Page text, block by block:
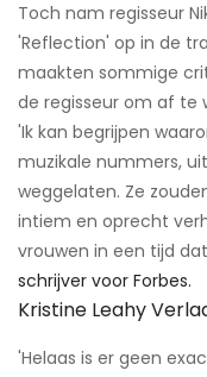
Toch nam regisseur
'Reflection' op in de
maakten sommige
de regisseur om af te
'Ik kan begrijpen
muzikale nummers,
weggelaten. Ze
intiem en oprecht
vrouwen in een tijd
schrijver voor Forbes.
Kristine Leahy
'Helaas is er geen